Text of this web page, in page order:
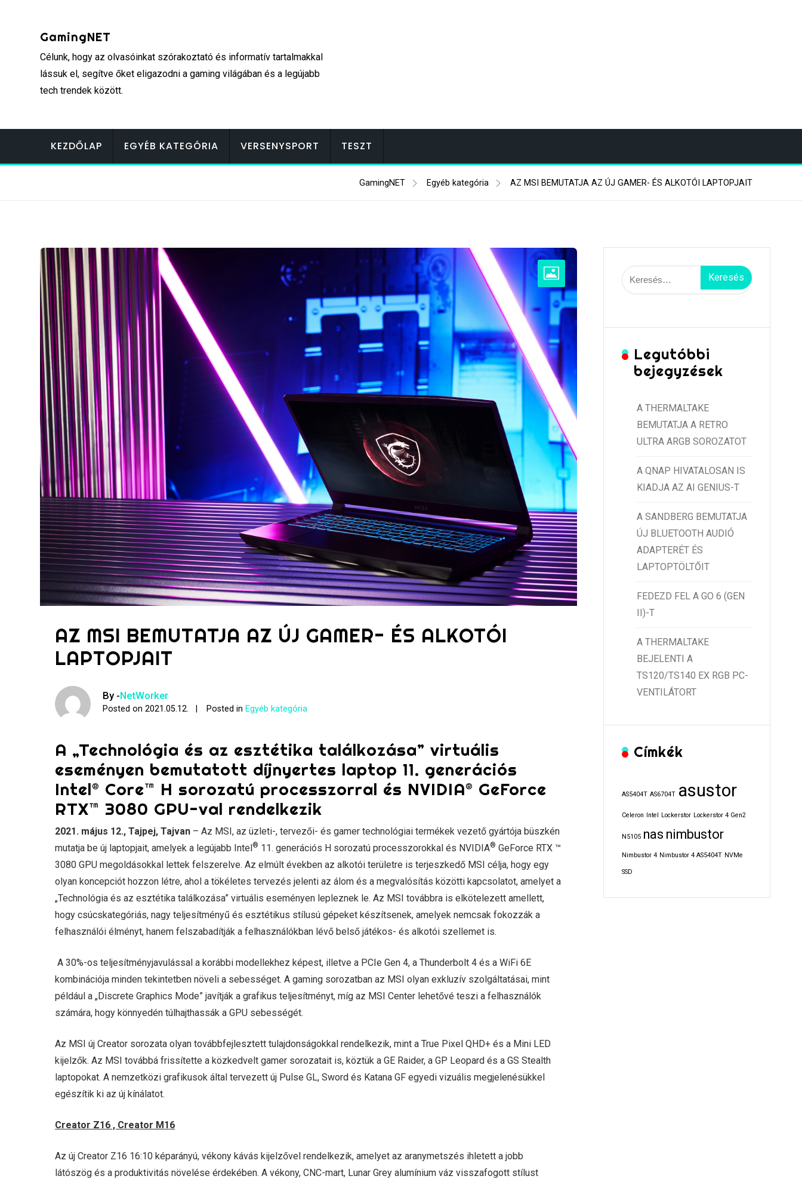
GamingNET
Célunk, hogy az olvasóinkat szórakoztató és informatív tartalmakkal
lássuk el, segítve őket eligazodni a gaming világában és a legújabb
tech trendek között.
KEZDŐLAP EGYÉB KATEGÓRIA VERSENYSPORT TESZT
GamingNET Egyéb kategória AZ MSI BEMUTATJA AZ ÚJ GAMER- ÉS ALKOTÓI LAPTOPJAIT
AZ MSI BEMUTATJA AZ ÚJ GAMER- ÉS ALKOTÓI
LAPTOPJAIT
By -NetWorker
Posted on2021.05.12. Posted in Egyéb kategória
A „Technológia és az esztétika találkozása” virtuális
eseményen bemutatott díjnyertes laptop 11. generációs
Intel® Core™ H sorozatú processzorral és NVIDIA® GeForce
RTX™ 3080 GPU-val rendelkezik
2021. május 12., Tajpej, Tajvan – Az MSI, az üzleti-, tervezői- és gamer technológiai termékek vezető gyártója büszkén
mutatja be új laptopjait, amelyek a legújabb Intel® 11. generációs H sorozatú processzorokkal és NVIDIA® GeForce RTX ™
3080 GPU megoldásokkal lettek felszerelve. Az elmúlt években az alkotói területre is terjeszkedő MSI célja, hogy egy
olyan koncepciót hozzon létre, ahol a tökéletes tervezés jelenti az álom és a megvalósítás közötti kapcsolatot, amelyet a
„Technológia és az esztétika találkozása” virtuális eseményen lepleznek le. Az MSI továbbra is elkötelezett amellett,
hogy csúcskategóriás, nagy teljesítményű és esztétikus stílusú gépeket készítsenek, amelyek nemcsak fokozzák a
felhasználói élményt, hanem felszabadítják a felhasználókban lévő belső játékos- és alkotói szellemet is.
A 30%-os teljesítményjavulással a korábbi modellekhez képest, illetve a PCIe Gen 4, a Thunderbolt 4 és a WiFi 6E
kombinációja minden tekintetben növeli a sebességet. A gaming sorozatban az MSI olyan exkluzív szolgáltatásai, mint
például a „Discrete Graphics Mode” javítják a grafikus teljesítményt, míg az MSI Center lehetővé teszi a felhasználók
számára, hogy könnyedén túlhajthassák a GPU sebességét.
Az MSI új Creator sorozata olyan továbbfejlesztett tulajdonságokkal rendelkezik, mint a True Pixel QHD+ és a Mini LED
kijelzők. Az MSI továbbá frissítette a közkedvelt gamer sorozatait is, köztük a GE Raider, a GP Leopard és a GS Stealth
laptopokat. A nemzetközi grafikusok által tervezett új Pulse GL, Sword és Katana GF egyedi vizuális megjelenésükkel
egészítik ki az új kínálatot.
Creator Z16 , Creator M16
Az új Creator Z16 16:10 képarányú, vékony kávás kijelzővel rendelkezik, amelyet az aranymetszés ihletett a jobb
látószög és a produktivitás növelése érdekében. A vékony, CNC-mart, Lunar Grey alumínium váz visszafogott stílust
Keresés:
Legutóbbi
bejegyzések
A THERMALTAKE
BEMUTATJA A RETRO
ULTRA ARGB SOROZATOT
A QNAP HIVATALOSAN IS
KIADJA AZ AI GENIUS-T
A SANDBERG BEMUTATJA
ÚJ BLUETOOTH AUDIÓ
ADAPTERÉT ÉS
LAPTOPTÖLTŐIT
FEDEZD FEL A GO 6 (GEN
II)-T
A THERMALTAKE
BEJELENTI A
TS120/TS140 EX RGB PC-
VENTILÁTORT
Címkék
AS5404T AS6704T asustor
Celeron Intel Lockerstor Lockerstor 4 Gen2
N5105 nas nimbustor
Nimbustor 4 Nimbustor 4 AS5404T NVMe
SSD